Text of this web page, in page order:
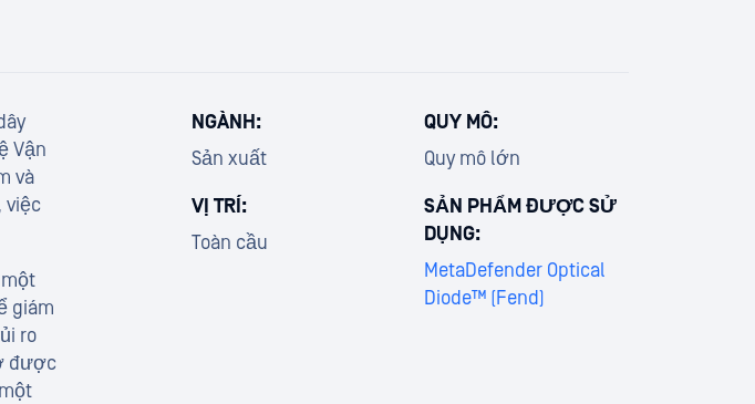
Vận
và
việc
giám
ro
được
NGÀNH:
Sản xuất
VỊ TRÍ:
Toàn cầu
QUY MÔ:
Quy mô lớn
SẢN PHẨM ĐƯỢC SỬ
DỤNG:
MetaDefender Optical
Diode™ (Fend)